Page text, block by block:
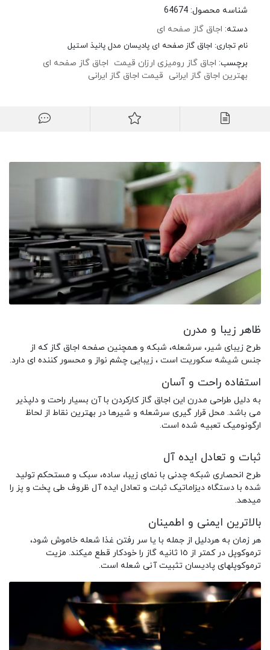
شناسه محصول: 64674
دسته: اجاق گاز صفحه ای
نام تجاری: اجاق گاز صفحه ای پادیسان مدل پانیذ استیل
برچسب: اجاق گاز رومیزی ارزان قیمت اجاق گاز صفحه ای
بهترین اجاق گاز ایرانی قیمت اجاق گاز ایرانی
ظاهر زیبا و مدرن
طرح زیبای شیر، سرشعله، شبکه و همچنین صفحه اجاق گاز که از
جنس شیشه سکوریت است ، زیبایی چشم نواز و محسور کننده ای دارد.
استفاده راحت و آسان
به دلیل طراحی مدرن این اجاق گاز کارکردن با آن بسیار راحت و دلپذیر
می باشد. محل قرار گیری سرشعله و شیرها در بهترین نقاط از لحاظ
ارگونومیک تعبیه شده است.
ثبات و تعادل ایده آل
طرح انحصاری شبکه چدنی با نمای زیبا، ساده، سبک و مستحکم تولید
شده با دستگاه دیزاماتیک ثبات و تعادل ایده آل ظروف طی پخت و پز را
میدهد.
بالاترین ایمنی و اطمینان
هر زمان به هردلیل از جمله با یا سر رفتن غذا شعله خاموش شود،
ترموکوپل در کمتر از ١٥ ثانیه گاز را خودکار قطع میکند. مزیت
ترموکوپلهای پادیسان تثبیت آنی شعله است.